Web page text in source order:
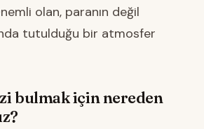
olan, paranın değil
tutulduğu bir atmosfer
bulmak için nereden